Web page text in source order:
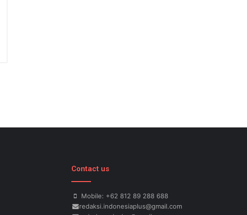
Contact us
Mobile: +62 812 89 288 688
redaksi.indonesiaplus@gmail.com